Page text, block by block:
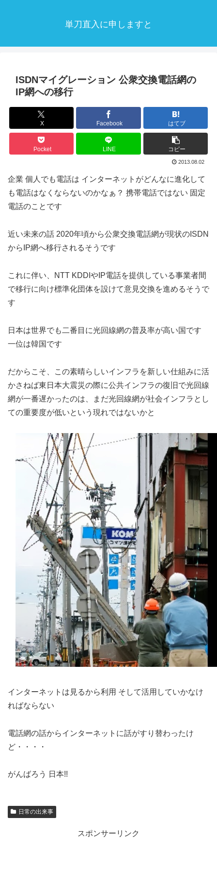
単刀直入に申しますと
ISDNマイグレーション 公衆交換電話網の
IP網への移行
X Facebook はてブ
Pocket LINE コピー
2013.08.02
企業 個人でも電話は インターネットがどんなに進化して
も電話はなくならないのかなぁ？ 携帯電話ではない 固定
電話のことです
近い未来の話 2020年頃から公衆交換電話網が現状のISDN
からIP網へ移行されるそうです
これに伴い、NTT KDDIやIP電話を提供している事業者間
で移行に向け標準化団体を設けて意見交換を進めるそうで
す
日本は世界でも二番目に光回線網の普及率が高い国です
一位は韓国です
だからこそ、この素晴らしいインフラを新しい仕組みに活
かさねば東日本大震災の際に公共インフラの復旧で光回線
網が一番遅かったのは、まだ光回線網が社会インフラとし
ての重要度が低いという現れではないかと
インターネットは見るから利用 そして活用していかなけ
ればならない
電話網の話からインターネットに話がすり替わったけ
ど・・・・
がんばろう 日本!!
日常の出来事
スポンサーリンク